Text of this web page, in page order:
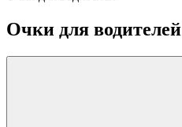
Очки для водителей